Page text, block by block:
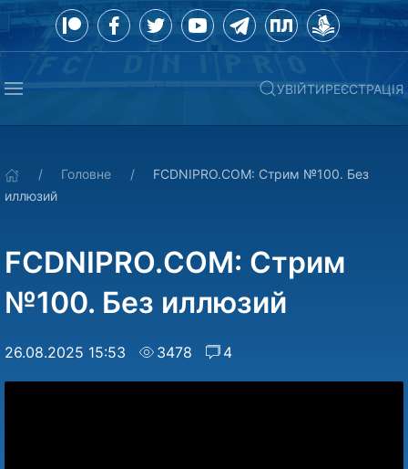
УВІЙТИРЕЄСТРАЦІЯ
Головне
FCDNIPRO.COM: Стрим №100. Без
иллюзий
FCDNIPRO.COM: Стрим
№100. Без иллюзий
26.08.2025 15:53 3478 4